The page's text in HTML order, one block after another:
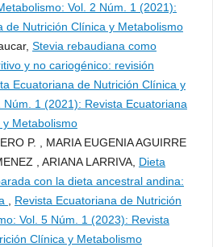
Vol. 2 Núm. 1 (2021):
de Nutrición Clínica y Metabolismo
Stevia rebaudiana como
y no cariogénico: revisión
Ecuatoriana de Nutrición Clínica y
Núm. 1 (2021): Revista Ecuatoriana
Metabolismo
P. , MARIA EUGENIA AGUIRRE
, ARIANA LARRIVA, Dieta
con la dieta ancestral andina:
, Revista Ecuatoriana de Nutrición
Vol. 5 Núm. 1 (2023): Revista
Clínica y Metabolismo